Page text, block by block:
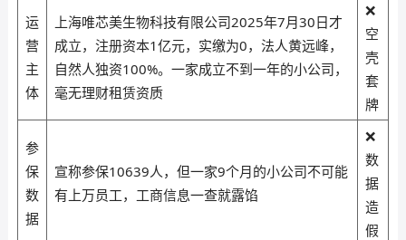
运
营
主
体
上海唯芯美生物科技有限公司2025年7月30日才
成立，注册资本1亿元，实缴为0，法人黄远峰，
自然人独资100%。一家成立不到一年的小公司，
毫无理财租赁资质
❌
空
壳
套
牌
参
保
数
据
宣称参保10639人，但一家9个月的小公司不可能
有上万员工，工商信息一查就露馅
❌
数
据
造
假